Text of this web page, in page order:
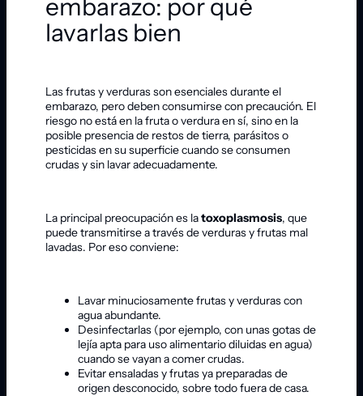
embarazo: por qué
lavarlas bien
Las frutas y verduras son esenciales durante el
embarazo, pero deben consumirse con precaución. El
riesgo no está en la fruta o verdura en sí, sino en la
posible presencia de restos de tierra, parásitos o
pesticidas en su superficie cuando se consumen
crudas y sin lavar adecuadamente.
La principal preocupación es latoxoplasmosis, que
puede transmitirse a través de verduras y frutas mal
lavadas. Por eso conviene:
Lavar minuciosamente frutas y verduras con
agua abundante.
Desinfectarlas (por ejemplo, con unas gotas de
lejía apta para uso alimentario diluidas en agua)
cuando se vayan a comer crudas.
Evitar ensaladas y frutas ya preparadas de
origen desconocido, sobre todo fuera de casa.